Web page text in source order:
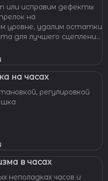
или исправим дефекты
на
уровне, удалим остатки
для лучшего сцепления
Восстановим
к механизму.
на часах
регулировкой
в часах
неполадках часов и